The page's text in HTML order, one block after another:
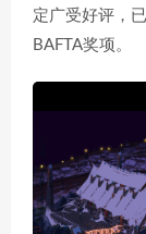
定广受好评，
BAFTA奖项。